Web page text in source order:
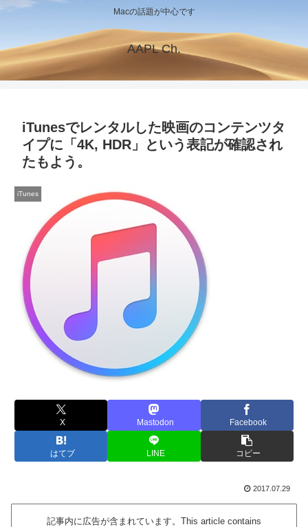
Macの話題が中心です
AAPL Ch.
iTunesでレンタルした映画のコンテンツタ
イプに「4K, HDR」という表記が確認され
たもよう。
iTunes
X Mastodon Facebook
はてブ LINE コピー
2017.07.29
記事内に広告が含まれています。This article contains